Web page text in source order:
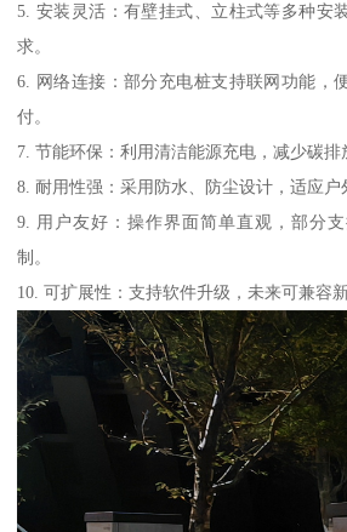
5. 安装灵活：有壁挂式、立柱式等多种安
求。
6. 网络连接：部分充电桩支持联网功能，
付。
7. 节能环保：利用清洁能源充电，减少碳排
8. 耐用性强：采用防水、防尘设计，适应户
9. 用户友好：操作界面简单直观，部分
制。
10. 可扩展性：支持软件升级，未来可兼容